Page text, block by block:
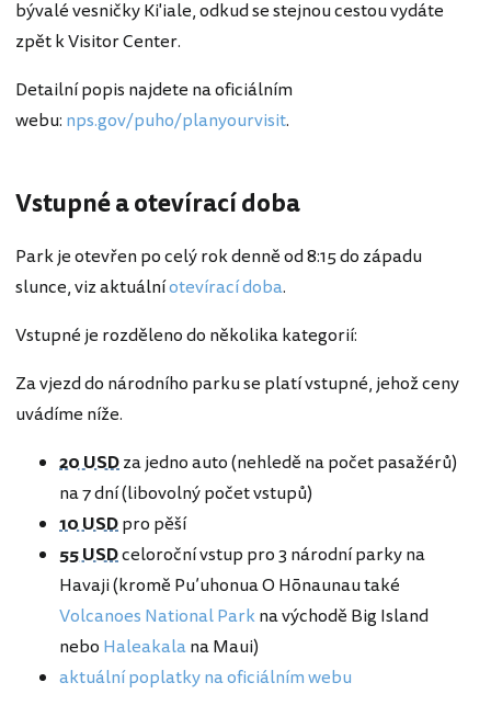
bývalé vesničky Ki'iale, odkud se stejnou cestou vydáte
zpět k Visitor Center.
Detailní popis najdete na oficiálním
webu: nps.gov/puho/planyourvisit.
Vstupné a otevírací doba
Park je otevřen po celý rok denně od 8:15 do západu
slunce, viz aktuálníotevírací doba.
Vstupné je rozděleno do několika kategorií:
Za vjezd do národního parku se platí vstupné, jehož ceny
uvádíme níže.
20 USDza jedno auto (nehledě na počet pasažérů)
na 7 dní (libovolný počet vstupů)
10 USDpro pěší
55 USDceloroční vstup pro 3 národní parky na
Havaji (kromě Pu’uhonua O Hōnaunau také
Volcanoes National Parkna východě Big Island
nebo Haleakalana Maui)
aktuální poplatky na oficiálním webu